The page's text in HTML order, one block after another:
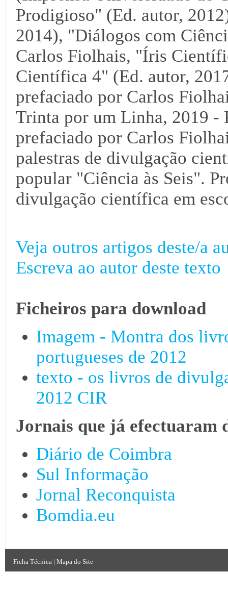
Prodigioso" (Ed. autor,
2014), "Diálogos com
Carlos Fiolhais, "Íris
Científica 4" (Ed. autor,
prefaciado por Carlos
Trinta por um Linha, 2019 -
prefaciado por Carlos
palestras de divulgação
popular "Ciência às Seis".
divulgação científica em
Veja outros artigos deste/a
Escreva ao autor deste texto
Ficheiros para download
Imagem - Montra dos
portugueses de 2012
texto - os livros de
2012 CIR
Jornais que já efectuaram
Diário de Coimbra
Sul Informação
Jornal Reconquista
Bomdia.eu
Ficha Técnica | Mapa do Site